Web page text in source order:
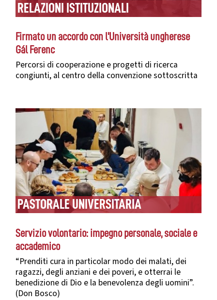
RELAZIONI ISTITUZIONALI
Firmato un accordo con l'Università ungherese
Gál Ferenc
Percorsi di cooperazione e progetti di ricerca
congiunti, al centro della convenzione sottoscritta
PASTORALE UNIVERSITARIA
Servizio volontario: impegno personale, sociale e
accademico
“Prenditi cura in particolar modo dei malati, dei
ragazzi, degli anziani e dei poveri, e otterrai le
benedizione di Dio e la benevolenza degli uomini”.
(Don Bosco)